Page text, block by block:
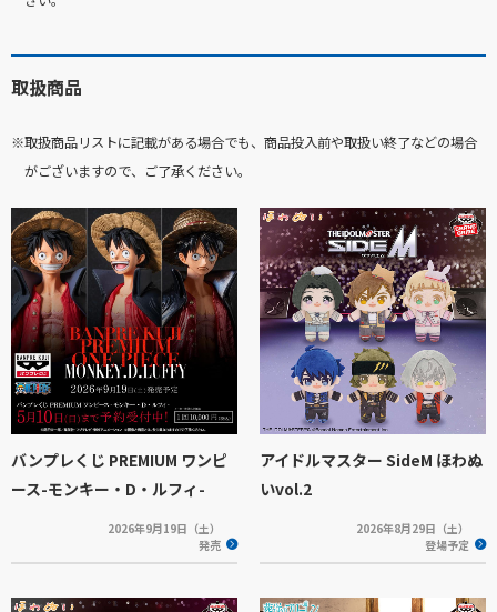
取扱商品
※取扱商品リストに記載がある場合でも、商品投入前や取扱い終了などの場合
がございますので、ご了承ください。
バンプレくじ PREMIUM ワンピ
ース-モンキー・D・ルフィ-
2026年9月19日（土）
発売
アイドルマスター SideM ほわぬ
いvol.2
2026年8月29日（土）
登場予定